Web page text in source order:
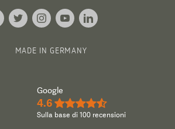
MADE IN GERMANY
Google
4.6 ★★★★½
Sulla base di 100 recensioni